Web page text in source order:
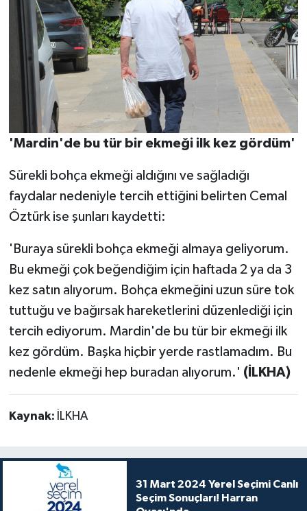
'Mardin'de bu tür bir ekmeği ilk kez gördüm'
Sürekli bohça ekmeği aldığını ve sağladığı
faydalar nedeniyle tercih ettiğini belirten Cemal
Öztürk ise şunları kaydetti:
'Buraya sürekli bohça ekmeği almaya geliyorum.
Bu ekmeği çok beğendiğim için haftada 2 ya da 3
kez satın alıyorum. Bohça ekmeğini uzun süre tok
tuttuğu ve bağırsak hareketlerini düzenlediği için
tercih ediyorum. Mardin'de bu tür bir ekmeği ilk
kez gördüm. Başka hiçbir yerde rastlamadım. Bu
nedenle ekmeği hep buradan alıyorum.' (İLKHA)
Kaynak: İLKHA
31 Mart 2024 Yerel Seçimi Canlı
Seçim Sonuçları! Harran